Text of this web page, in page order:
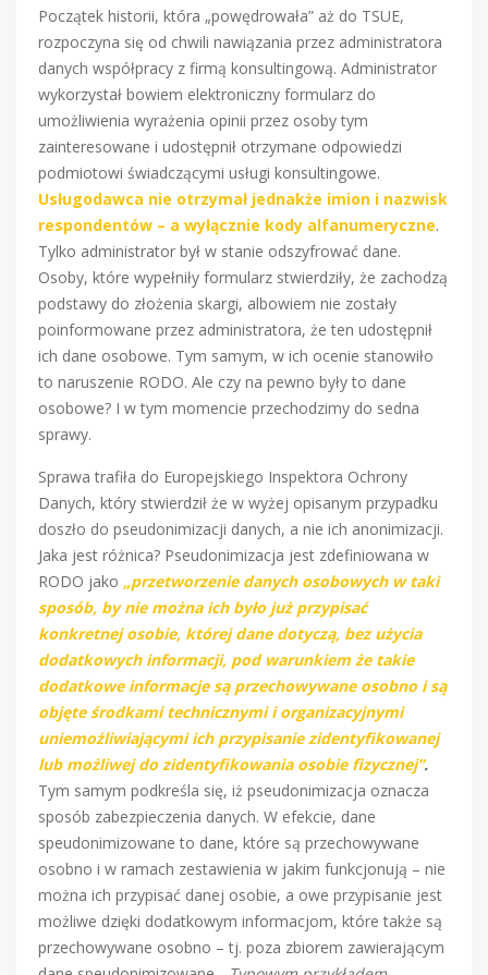
Początek historii, która „powędrowała” aż do TSUE,
rozpoczyna się od chwili nawiązania przez administratora
danych współpracy z firmą konsultingową. Administrator
wykorzystał bowiem elektroniczny formularz do
umożliwienia wyrażenia opinii przez osoby tym
zainteresowane i udostępnił otrzymane odpowiedzi
podmiotowi świadczącymi usługi konsultingowe.
Usługodawca nie otrzymał jednakże imion i nazwisk
respondentów – a wyłącznie kody alfanumeryczne.
Tylko administrator był w stanie odszyfrować dane.
Osoby, które wypełniły formularz stwierdziły, że zachodzą
podstawy do złożenia skargi, albowiem nie zostały
poinformowane przez administratora, że ten udostępnił
ich dane osobowe. Tym samym, w ich ocenie stanowiło
to naruszenie RODO. Ale czy na pewno były to dane
osobowe? I w tym momencie przechodzimy do sedna
sprawy.
Sprawa trafiła do Europejskiego Inspektora Ochrony
Danych, który stwierdził że w wyżej opisanym przypadku
doszło do pseudonimizacji danych, a nie ich anonimizacji.
Jaka jest różnica? Pseudonimizacja jest zdefiniowana w
RODO jako „przetworzenie danych osobowych w taki
sposób, by nie można ich było już przypisać
konkretnej osobie, której dane dotyczą, bez użycia
dodatkowych informacji, pod warunkiem że takie
dodatkowe informacje są przechowywane osobno i są
objęte środkami technicznymi i organizacyjnymi
uniemożliwiającymi ich przypisanie zidentyfikowanej
lub możliwej do zidentyfikowania osobie fizycznej”.
Tym samym podkreśla się, iż pseudonimizacja oznacza
sposób zabezpieczenia danych. W efekcie, dane
speudonimizowane to dane, które są przechowywane
osobno i w ramach zestawienia w jakim funkcjonują – nie
można ich przypisać danej osobie, a owe przypisanie jest
możliwe dzięki dodatkowym informacjom, które także są
przechowywane osobno – tj. poza zbiorem zawierającym